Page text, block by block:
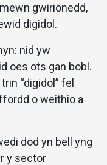
gwirionedd,
digidol.
nid yw
oes ots gan bobl.
“digidol” fel
o weithio a
dod yn bell yng
y sector